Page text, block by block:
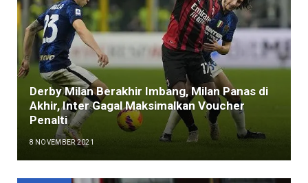
Derby Milan Berakhir Imbang, Milan Panas di
Akhir, Inter Gagal Maksimalkan Voucher
Penalti
8 NOVEMBER 2021